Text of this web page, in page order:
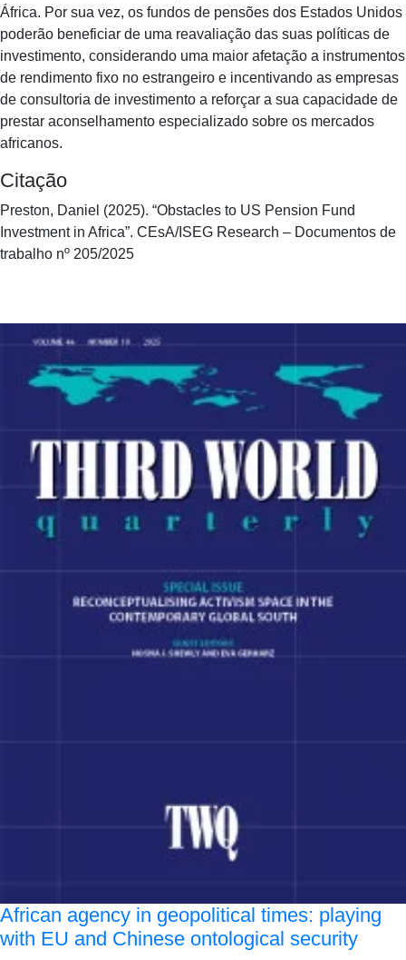
África. Por sua vez, os fundos de pensões dos Estados Unidos
poderão beneficiar de uma reavaliação das suas políticas de
investimento, considerando uma maior afetação a instrumentos
de rendimento fixo no estrangeiro e incentivando as empresas
de consultoria de investimento a reforçar a sua capacidade de
prestar aconselhamento especializado sobre os mercados
africanos.
Citação
Preston, Daniel (2025). “Obstacles to US Pension Fund
Investment in Africa”. CEsA/ISEG Research – Documentos de
trabalho nº 205/2025
African agency in geopolitical times: playing
with EU and Chinese ontological security